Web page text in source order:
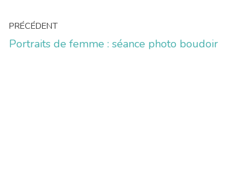
PRÉCÉDENT
Portraits de femme : séance photo boudoir